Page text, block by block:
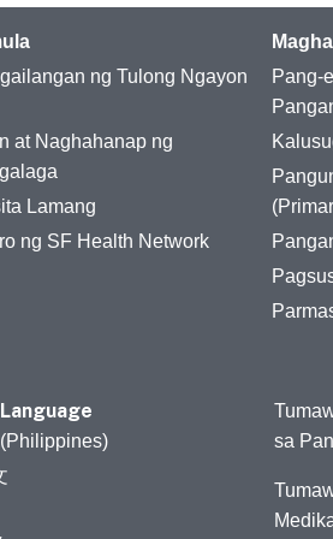
ng Tulong Ngayon
at Naghahanap ng
Lamang
ng SF Health Network
Pang-
sa